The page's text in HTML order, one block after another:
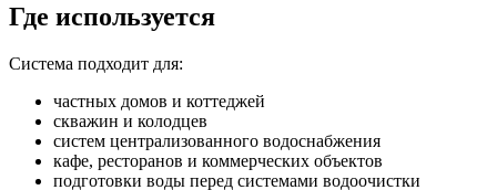
Где используется
Система подходит для:
частных домов и коттеджей
скважин и колодцев
систем централизованного водоснабжения
кафе, ресторанов и коммерческих объектов
подготовки воды перед системами водоочистки